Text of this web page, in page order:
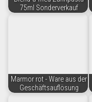
75ml Sonderverkauf
Marmor rot - Ware aus der
Geschäftsauflösung